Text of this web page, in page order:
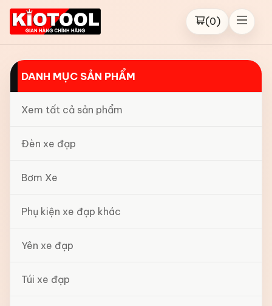
(0)
DANH MỤC SẢN PHẨM
Xem tất cả sản phẩm
Đèn xe đạp
Bơm Xe
Phụ kiện xe đạp khác
Yên xe đạp
Túi xe đạp